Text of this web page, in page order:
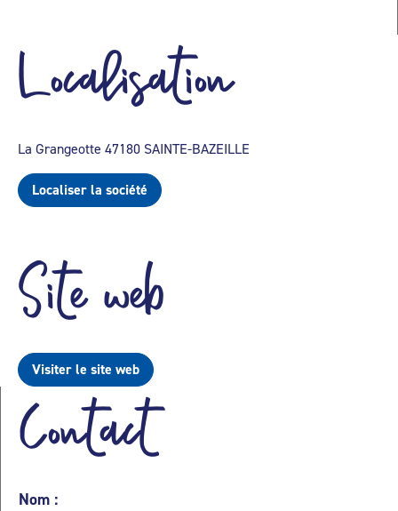
Localisation
La Grangeotte 47180 SAINTE-BAZEILLE
Localiser la société
Site web
Visiter le site web
Contact
Nom :